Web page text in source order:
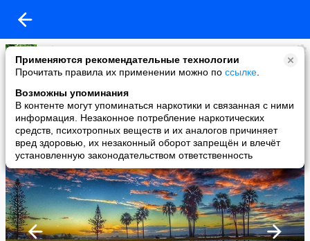
Применяются рекомендательные технологии
Прочитать правила их применении можно по ссылке
Возможны упоминания
В контенте могут упоминаться наркотики и связанная с ними
информация. Незаконное потребление наркотических
средств, психотропных веществ и их аналогов причиняет
вред здоровью, их незаконный оборот запрещён и влечёт
установленную законодательством ответственность
Nika
added a photo
06 Oct в 17:48